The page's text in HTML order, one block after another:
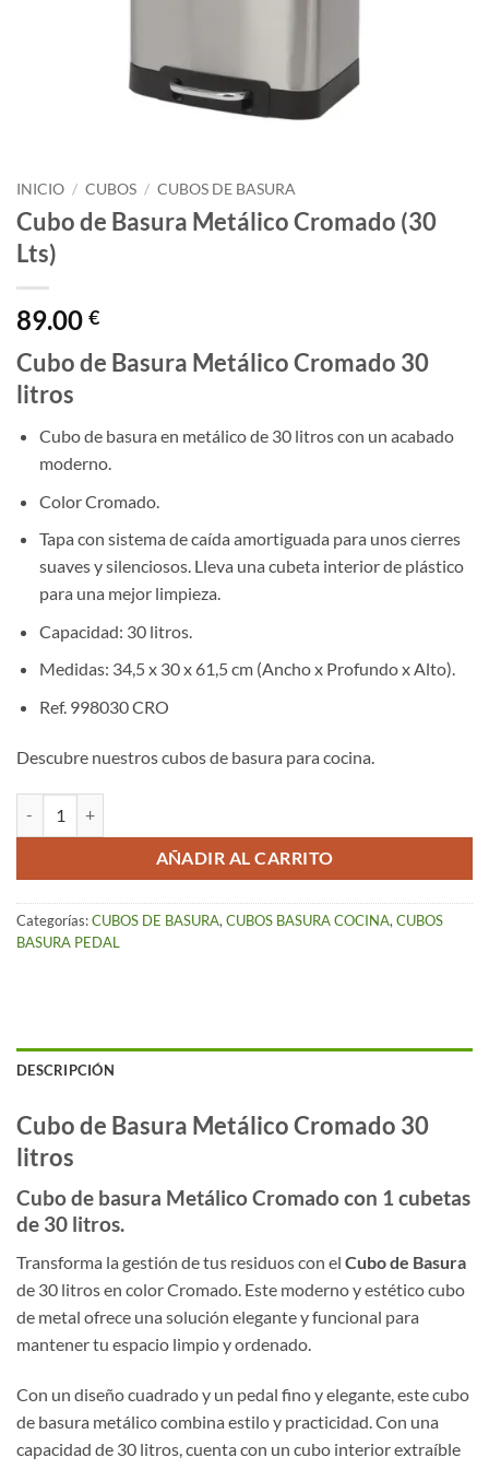
INICIO / CUBOS / CUBOS DE BASURA
Cubo de Basura Metálico Cromado (30
Lts)
89.00 €
Cubo de Basura Metálico Cromado 30
litros
Cubo de basura en metálico de 30 litros con un acabado
moderno.
Color Cromado.
Tapa con sistema de caída amortiguada para unos cierres
suaves y silenciosos. Lleva una cubeta interior de plástico
para una mejor limpieza.
Capacidad: 30 litros.
Medidas: 34,5 x 30 x 61,5 cm (Ancho x Profundo x Alto).
Ref. 998030 CRO
Descubre nuestros cubos de basura para cocina.
AÑADIR AL CARRITO
Categorías:CUBOS DE BASURA, CUBOS BASURA COCINA, CUBOS
BASURA PEDAL
DESCRIPCIÓN
Cubo de Basura Metálico Cromado 30
litros
Cubo de basura Metálico Cromado con 1 cubetas
de 30 litros.
Transforma la gestión de tus residuos con el Cubo de Basura
de 30 litros en color Cromado. Este moderno y estético cubo
de metal ofrece una solución elegante y funcional para
mantener tu espacio limpio y ordenado.
Con un diseño cuadrado y un pedal fino y elegante, este cubo
de basura metálico combina estilo y practicidad. Con una
capacidad de 30 litros, cuenta con un cubo interior extraíble